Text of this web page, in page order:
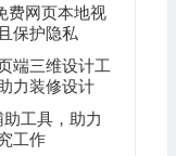
费网页本地视
保护隐私
端三维设计工
力装修设计
工具，助力
工作